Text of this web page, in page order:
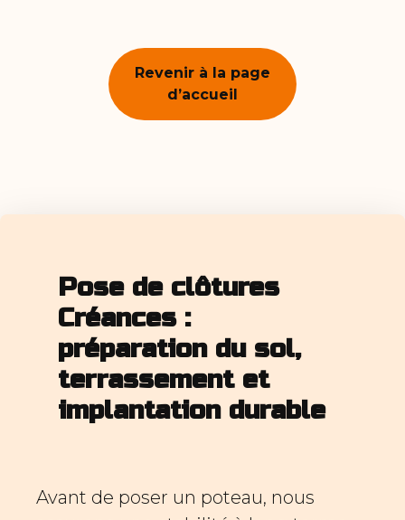
Revenir à la page
d’accueil
Pose de clôtures
Créances :
préparation du sol,
terrassement et
implantation durable
Avant de poser un poteau, nous